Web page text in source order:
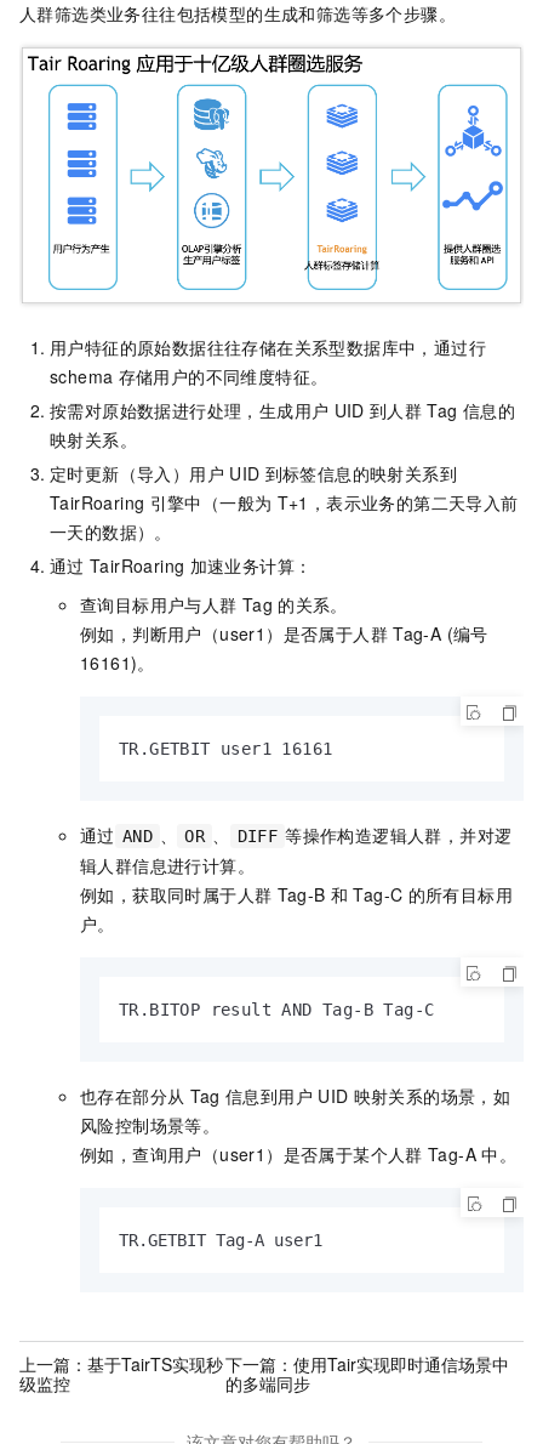
人群筛选类业务往往包括模型的生成和筛选等多个步骤。
用户特征的原始数据往往存储在关系型数据库中，通过行
schema 存储用户的不同维度特征。
按需对原始数据进行处理，生成用户 UID 到人群 Tag 信息的
映射关系。
定时更新（导入）用户 UID 到标签信息的映射关系到
TairRoaring 引擎中（一般为 T+1，表示业务的第二天导入前
一天的数据）。
通过 TairRoaring 加速业务计算：
查询目标用户与人群 Tag 的关系。
例如，判断用户（user1）是否属于人群 Tag-A (编号
16161)。
TR.GETBIT user1 16161
通过 AND 、 OR 、 DIFF 等操作构造逻辑人群，并对逻
辑人群信息进行计算。
例如，获取同时属于人群 Tag-B 和 Tag-C 的所有目标用
户。
TR.BITOP result AND Tag-B Tag-C
也存在部分从 Tag 信息到用户 UID 映射关系的场景，如
风险控制场景等。
例如，查询用户（user1）是否属于某个人群 Tag-A 中。
TR.GETBIT Tag-A user1
上一篇： 基于TairTS实现秒
级监控
下一篇： 使用Tair实现即时通信场景中
的多端同步